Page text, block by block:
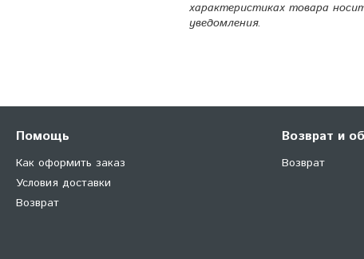
характеристиках товара
уведомления.
Помощь
Как оформить заказ
Условия доставки
Возврат
Возврат и
Возврат